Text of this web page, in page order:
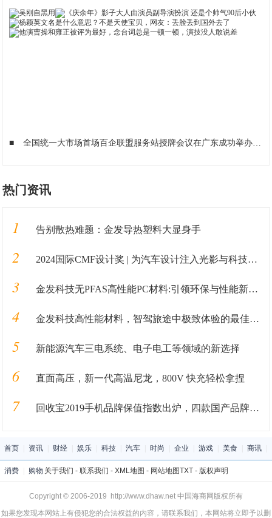
■ 全国统一大市场首场百企联盟服务站授牌会议在广东成功举办
热门资讯
1 告别散热难题：金发导热塑料大显身手
2 2024国际CMF设计奖 | 为汽车设计注入光影与科技感的创新材料
3 金发科技无PFAS高性能PC材料:引领环保与性能新高度
4 金发科技高性能材料，智驾旅途中极致体验的最佳保障
5 新能源汽车三电系统、电子电工等领域的新选择
6 直面高压，新一代高温尼龙，800V 快充轻松拿捏
7 回收宝2019手机品牌保值指数出炉，四款国产品牌保值率超华为
首页 资讯 财经 娱乐 科技 汽车 时尚 企业 游戏 美食 商讯
消费 购物 关于我们 - 联系我们 - XML地图 - 网站地图TXT- 版权声明
Copyright © 2006-2019 http://www.dhaw.net 中国海商网版权所有
如果您发现本网站上有侵犯您的合法权益的内容，请联系我们，本网站将立即予以删